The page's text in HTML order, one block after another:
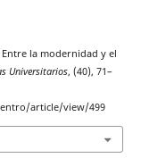
la modernidad y el
Universitarios, (40), 71–
article/view/499